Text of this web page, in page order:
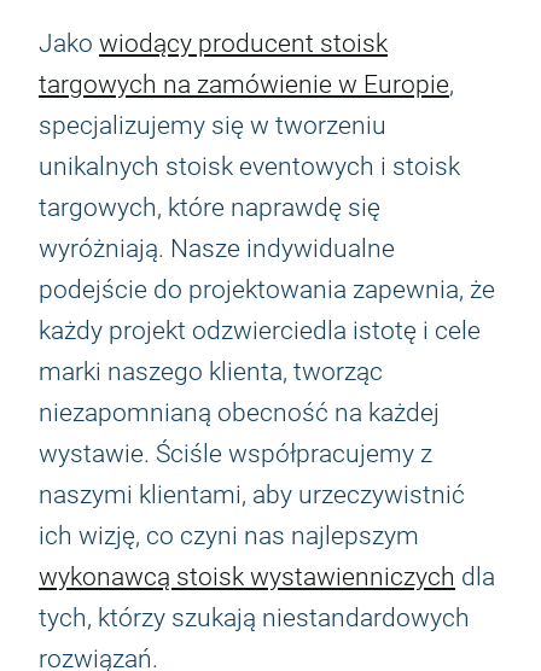
Jako wiodący producent stoisk
targowych na zamówienie w Europie,
specjalizujemy się w tworzeniu
unikalnych stoisk eventowych i stoisk
targowych, które naprawdę się
wyróżniają. Nasze indywidualne
podejście do projektowania zapewnia, że
każdy projekt odzwierciedla istotę i cele
marki naszego klienta, tworząc
niezapomnianą obecność na każdej
wystawie. Ściśle współpracujemy z
naszymi klientami, aby urzeczywistnić
ich wizję, co czyni nas najlepszym
wykonawcą stoisk wystawienniczych dla
tych, którzy szukają niestandardowych
rozwiązań.